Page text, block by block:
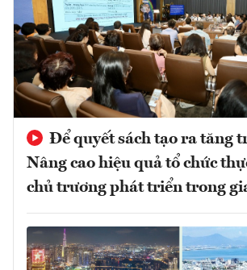
Để quyết sách tạo ra tăng
Nâng cao hiệu quả tổ chức
chủ trương phát triển trong